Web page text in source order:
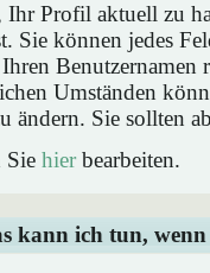
Ihr Profil aktuell zu
Sie können jedes
Umständen
ändern. Sie sollten
Sie hierbearbeiten.
kann ich tun, wenn